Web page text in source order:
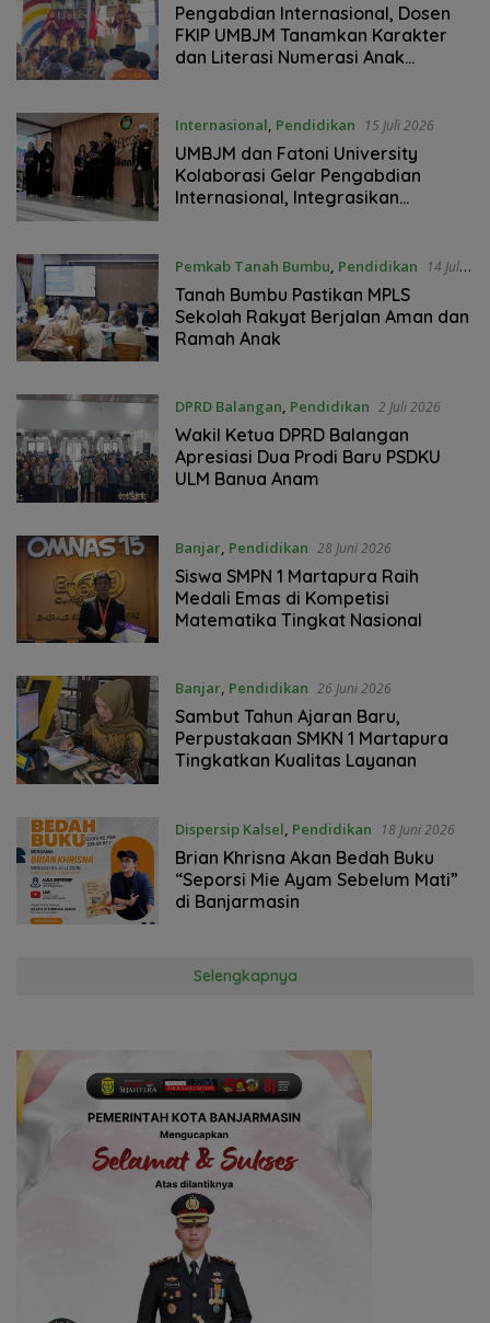
Pengabdian Internasional, Dosen
FKIP UMBJM Tanamkan Karakter
dan Literasi Numerasi Anak
Internasional, Pendidikan 15 Juli 2026
UMBJM dan Fatoni University
Kolaborasi Gelar Pengabdian
Internasional, Integrasikan
Thailand
Pemkab Tanah Bumbu, Pendidikan
14 Juli
2026
Tanah Bumbu Pastikan MPLS
Sekolah Rakyat Berjalan Aman dan
Ramah Anak
DPRD Balangan, Pendidikan 2 Juli 2026
Wakil Ketua DPRD Balangan
Apresiasi Dua Prodi Baru PSDKU
ULM Banua Anam
Banjar, Pendidikan 28 Juni 2026
Siswa SMPN 1 Martapura Raih
Medali Emas di Kompetisi
Matematika Tingkat Nasional
Banjar, Pendidikan 26 Juni 2026
Sambut Tahun Ajaran Baru,
Perpustakaan SMKN 1 Martapura
Tingkatkan Kualitas Layanan
Dispersip Kalsel, Pendidikan 18 Juni 2026
Brian Khrisna Akan Bedah Buku
“Seporsi Mie Ayam Sebelum Mati”
di Banjarmasin
Selengkapnya